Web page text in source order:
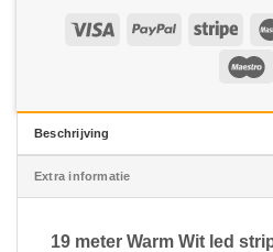
Beschrijving
Extra informatie
19 meter Warm Wit led